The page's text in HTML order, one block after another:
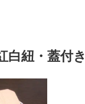
白紐・蓋付き